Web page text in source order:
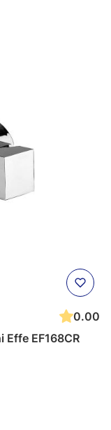
0.00
EF168CR